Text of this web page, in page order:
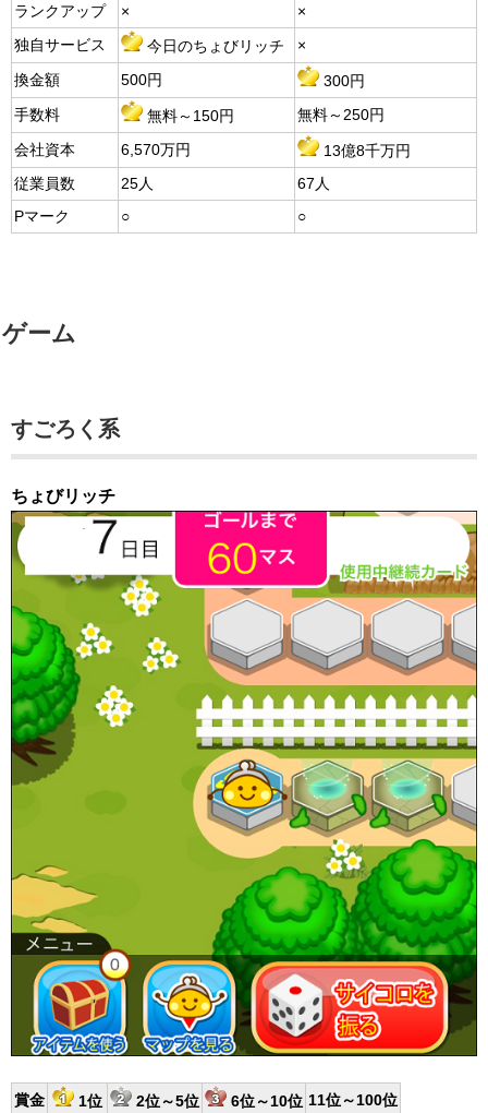
ランクアップ × ×
独自サービス 今日のちょびリッチ ×
換金額 500円 300円
手数料 無料～150円 無料～250円
会社資本 6,570万円
13億8千万円
従業員数
25人
67人
Pマーク
○ ○
ゲーム
すごろく系
ちょびリッチ
賞金 1位 2位～5位 6位～10位 11位～100位